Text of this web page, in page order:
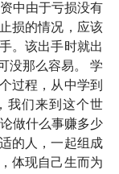
今年又开始「拷
了自己的妈妈来
的记忆。
节那一期，看看
些不同的视角？
中由于亏损没有
损的情况，应该
。该出手时就出
没那么容易。 学
过程，从中学到
我们来到这个世
做什么事赚多少
的人，一起组成
体现自己生而为